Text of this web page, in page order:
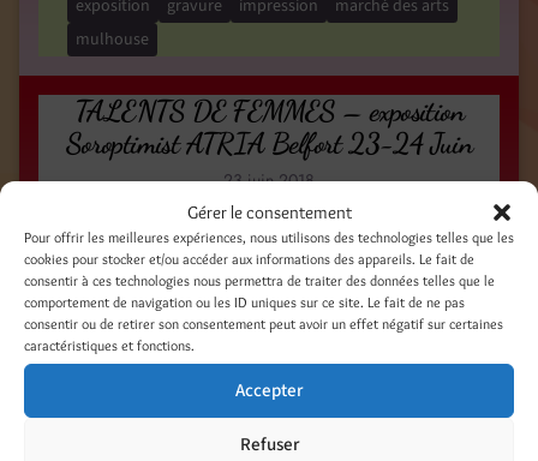
Gérer le consentement
Pour offrir les meilleures expériences, nous utilisons des technologies telles que les
cookies pour stocker et/ou accéder aux informations des appareils. Le fait de
consentir à ces technologies nous permettra de traiter des données telles que le
comportement de navigation ou les ID uniques sur ce site. Le fait de ne pas
consentir ou de retirer son consentement peut avoir un effet négatif sur certaines
caractéristiques et fonctions.
Accepter
Refuser
exposition
gravure impression
marché des arts
mulhouse
TALENTS DE FEMMES – exposition
Soroptimist ATRIA Belfort 23-24 Juin
23 juin 2018
Gravures, illustrations, impression à plat,
linogravure, collagraphie, eau forte, pointe sèche,
Tetra print. Nouvelles créations. / Etchings,
illustrations, new stuff.
Expositions